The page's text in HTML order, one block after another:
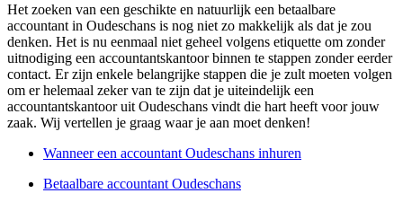
Het zoeken van een geschikte en natuurlijk een betaalbare
accountant in Oudeschans is nog niet zo makkelijk als dat je zou
denken. Het is nu eenmaal niet geheel volgens etiquette om zonder
uitnodiging een accountantskantoor binnen te stappen zonder eerder
contact. Er zijn enkele belangrijke stappen die je zult moeten volgen
om er helemaal zeker van te zijn dat je uiteindelijk een
accountantskantoor uit Oudeschans vindt die hart heeft voor jouw
zaak. Wij vertellen je graag waar je aan moet denken!
Wanneer een accountant Oudeschans inhuren
Betaalbare accountant Oudeschans